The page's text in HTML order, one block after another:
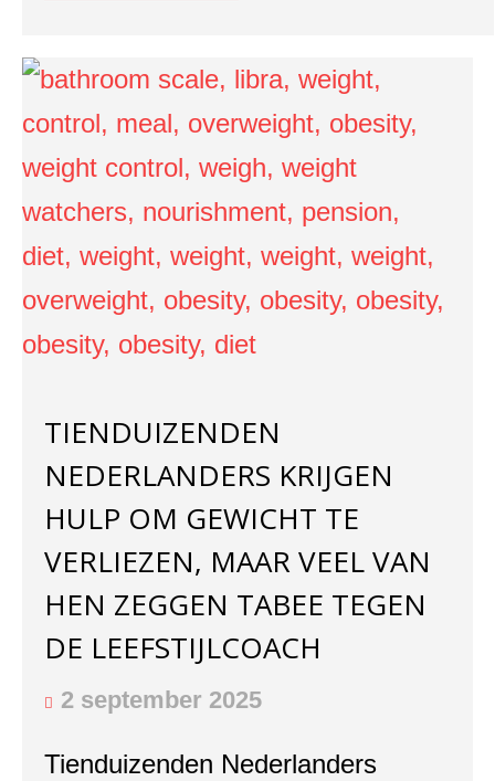
TIENDUIZENDEN
NEDERLANDERS KRIJGEN
HULP OM GEWICHT TE
VERLIEZEN, MAAR VEEL VAN
HEN ZEGGEN TABEE TEGEN
DE LEEFSTIJLCOACH
2 september 2025
Tienduizenden Nederlanders